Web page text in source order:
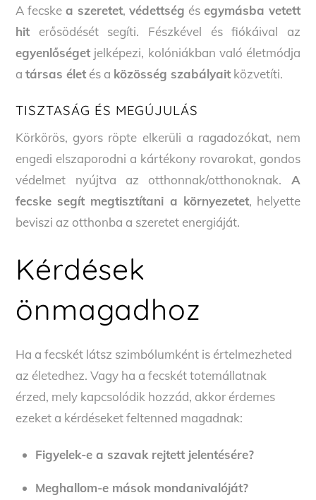
A fecskea szeretet, védettség és egymásba vetett
hit erősödését segíti. Fészkével és fiókáival az
egyenlőséget jelképezi, kolóniákban való életmódja
atársas élet és a közösség szabályait közvetíti.
TISZTASÁG ÉS MEGÚJULÁS
Körkörös, gyors röpte elkerüli a ragadozókat, nem
engedi elszaporodni a kártékony rovarokat, gondos
védelmet nyújtva az otthonnak/otthonoknak. A
fecske segít megtisztítani a környezetet, helyette
beviszi az otthonba a szeretet energiáját.
Kérdések
önmagadhoz
Ha a fecskét látsz szimbólumként is értelmezheted
az életedhez. Vagy ha a fecskét totemállatnak
érzed, mely kapcsolódik hozzád, akkor érdemes
ezeket a kérdéseket feltenned magadnak:
Figyelek-e a szavak rejtett jelentésére?
Meghallom-e mások mondanivalóját?